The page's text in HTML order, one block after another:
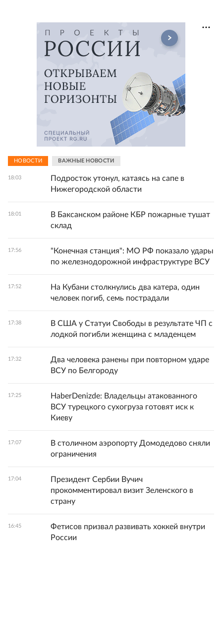
НОВОСТИ ВАЖНЫЕ НОВОСТИ
18:03
Подросток утонул, катаясь на сапе в
Нижегородской области
18:01
В Баксанском районе КБР пожарные тушат
склад
17:56
"Конечная станция": МО РФ показало удары
по железнодорожной инфраструктуре ВСУ
17:52
На Кубани столкнулись два катера, один
человек погиб, семь пострадали
17:38
В США у Статуи Свободы в результате ЧП с
лодкой погибли женщина с младенцем
17:32
Два человека ранены при повторном ударе
ВСУ по Белгороду
17:25
HaberDenizde: Владельцы атакованного
ВСУ турецкого сухогруза готовят иск к
Киеву
17:07
В столичном аэропорту Домодедово сняли
ограничения
17:04
Президент Сербии Вучич
прокомментировал визит Зеленского в
страну
16:45
Фетисов призвал развивать хоккей внутри
России